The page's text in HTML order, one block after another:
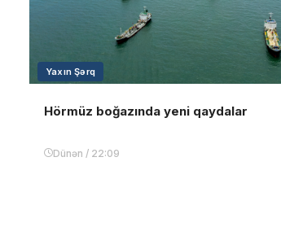
Yaxın Şərq
Hörmüz boğazında yeni qaydalar
Dünən / 22:09